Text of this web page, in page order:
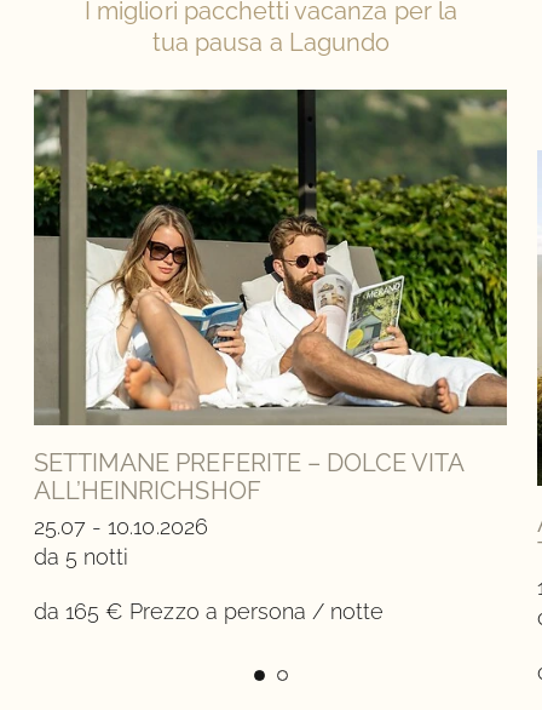
I migliori pacchetti vacanza per la
tua pausa a Lagundo
SETTIMANE PREFERITE – DOLCE VITA
ALL’HEINRICHSHOF
25.07 - 10.10.2026
da 5 notti
da 165 € Prezzo a persona / notte